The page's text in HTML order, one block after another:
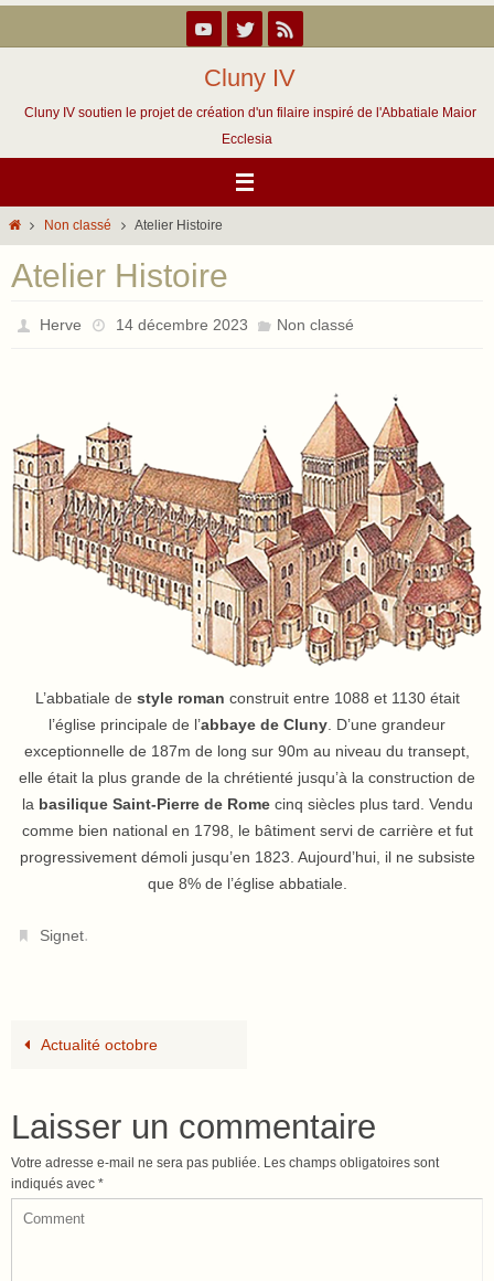
vers
Cluny IV
Cluny IV soutien le projet de création d'un filaire inspiré de l'Abbatiale Maior
Ecclesia
HomeNon classé Atelier Histoire
Atelier Histoire
Herve 14 décembre 2023 Non classé
L’abbatiale de style roman construit entre 1088 et 1130 était
l’église principale de l’abbaye de Cluny . D’une grandeur
exceptionnelle de 187m de long sur 90m au niveau du transept,
elle était la plus grande de la chrétienté jusqu’à la construction de
la basilique Saint-Pierre de Romecinq siècles plus tard. Vendu
comme bien national en 1798, le bâtiment servi de carrière et fut
progressivement démoli jusqu’en 1823. Aujourd’hui, il ne subsiste
que 8% de l’église abbatiale.
Signet.
Actualité octobre
Laisser un commentaire
Votre adresse e-mail ne sera pas publiée.
Les champs obligatoires sont
indiqués avec *